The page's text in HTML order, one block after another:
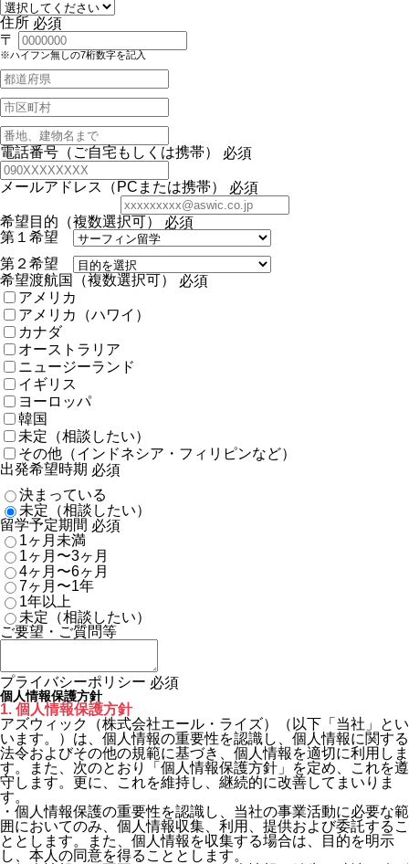
住所 必須
〒
※ハイフン無しの7桁数字を記入
電話番号（ご自宅もしくは携帯） 必須
メールアドレス（PCまたは携帯） 必須
希望目的（複数選択可） 必須
第１希望
第２希望
希望渡航国（複数選択可） 必須
アメリカ
アメリカ（ハワイ）
カナダ
オーストラリア
ニュージーランド
イギリス
ヨーロッパ
韓国
未定（相談したい）
その他（インドネシア・フィリピンなど）
出発希望時期 必須
決まっている
未定（相談したい）
留学予定期間 必須
1ヶ月未満
1ヶ月〜3ヶ月
4ヶ月〜6ヶ月
7ヶ月〜1年
1年以上
未定（相談したい）
ご要望・ご質問等
プライバシーポリシー 必須
個人情報保護方針
1. 個人情報保護方針
アズウィック（株式会社エール・ライズ）（以下「当社」とい
います。）は、個人情報の重要性を認識し、個人情報に関する
法令およびその他の規範に基づき、個人情報を適切に利用しま
す。また、次のとおり「個人情報保護方針」を定め、これを遵
守します。更に、これを維持し、継続的に改善してまいりま
す。
・個人情報保護の重要性を認識し、当社の事業活動に必要な範
囲においてのみ、個人情報収集、利用、提供および委託するこ
ととします。また、個人情報を収集する場合は、目的を明示
し、本人の同意を得ることとします。